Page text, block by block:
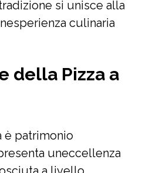
si unisce alla
culinaria
della Pizza a
è patrimonio
uneccellenza